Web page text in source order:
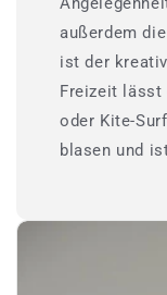
außerdem
ist der
Freizeit
oder Kite-
blasen und